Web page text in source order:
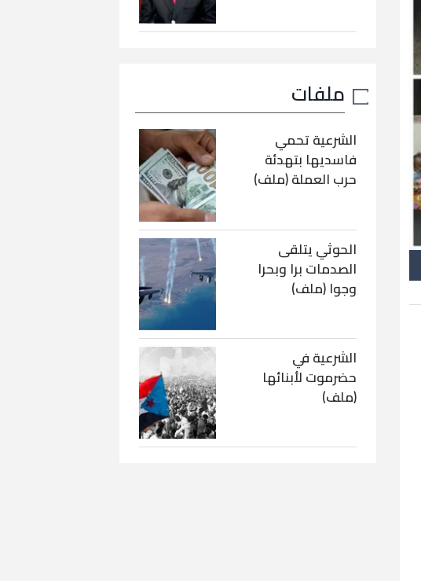
ملفات
الشرعية تحمي
فاسديها بتهدئة
حرب العملة (ملف)
الحوثي يتلقى
الصدمات برا وبحرا
وجوا (ملف)
الشرعية في
حضرموت لأبنائها
(ملف)